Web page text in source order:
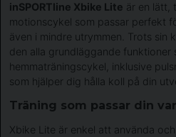
inSPORTline Xbike Lite är en lätt,
motionscykel som passar perfekt
även i mindre utrymmen. Trots sin
den alla grundläggande funktioner
hemmaträningscykel, inklusive
som hjälper dig hålla koll på din
Träning som passar din
Xbike Lite är enkel att använda